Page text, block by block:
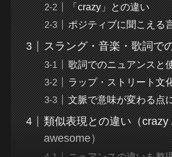
「crazy」との違い
ポジティブに聞こえる
スラング・音楽・歌詞で
歌詞でのニュアンスと
ラップ・ストリート文
文脈で意味が変わる点
類似表現との違い（crazy
awesome）